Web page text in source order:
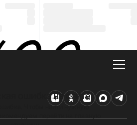
ошибка на сайте
Чтобы найти нужную